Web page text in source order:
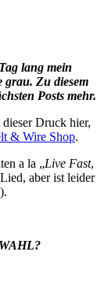
lang mein
grau. Zu diesem
Posts mehr.
Druck hier,
& Wire Shop.
a la „Live Fast,
aber ist leider